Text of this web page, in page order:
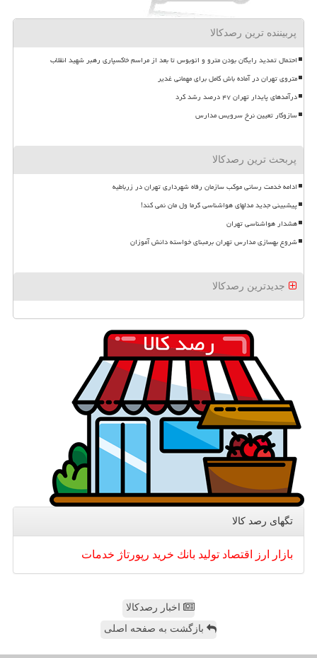
پربیننده ترین رصدکالا
احتمال تمدید رایگان بودن مترو و اتوبوس تا بعد از مراسم خاکسپاری رهبر شهید انقلاب
متروی تهران در آماده باش کامل برای مهمانی غدیر
درآمدهای پایدار تهران ۴۷ درصد رشد کرد
سازوکار تعیین نرخ سرویس مدارس
پربحث ترین رصدکالا
ادامه خدمت رسانی موکب سازمان رفاه شهرداری تهران در زرباطیه
پیشبینی جدید مدلهای هواشناسی گرما ول مان نمی کند!
هشدار هواشناسی تهران
شروع بهسازی مدارس تهران برمبنای خواسته دانش آموزان
جدیدترین رصدکالا
تگهای رصد كالا
بازار ارز اقتصاد تولید بانك خرید رپورتاژ خدمات
اخبار رصدکالا
بازگشت به صفحه اصلی